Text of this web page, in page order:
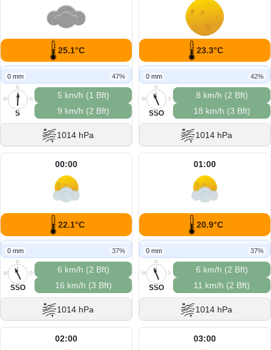
25.1°C
0 mm 47%
N
O
S
W
S
5 km/h (1 Bft)
9 km/h (2 Bft)
1014 hPa
23.3°C
0 mm 42%
N
O
S
W
SSO
8 km/h (2 Bft)
18 km/h (3 Bft)
1014 hPa
00:00
22.1°C
0 mm 37%
N
O
S
W
SSO
6 km/h (2 Bft)
16 km/h (3 Bft)
1014 hPa
01:00
20.9°C
0 mm 37%
N
O
S
W
SSO
6 km/h (2 Bft)
11 km/h (2 Bft)
1014 hPa
02:00 03:00